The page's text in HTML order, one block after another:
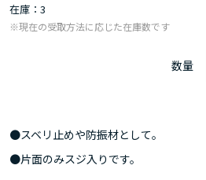
在庫 3
※現在の受取方法に応じた在庫数です
数量
●スベリ止めや防振材として。
●片面のみスジ入りです。